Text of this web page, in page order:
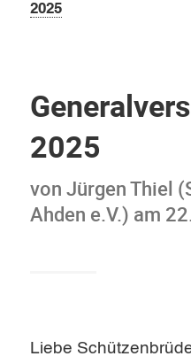
2025
2025
von Jürgen Thiel
Ahden e.V.) am
Liebe